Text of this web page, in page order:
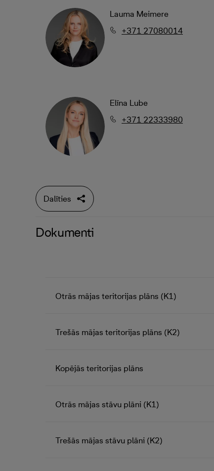
Lauma Meimere
+371 27080014
Elīna Lube
+371 22333980
Dalīties
Dokumenti
Otrās mājas teritorijas plāns (K1)
Trešās mājas teritorijas plāns (K2)
Kopējās teritorijas plāns
Otrās mājas stāvu plāni (K1)
Trešās mājas stāvu plāni (K2)